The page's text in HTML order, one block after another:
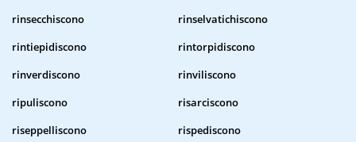
rinsecchiscono
rinselvatichiscono
rintiepidiscono
rintorpidiscono
rinverdiscono
rinviliscono
ripuliscono
risarciscono
riseppelliscono
rispediscono